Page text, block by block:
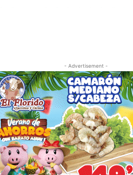
- Advertisement -